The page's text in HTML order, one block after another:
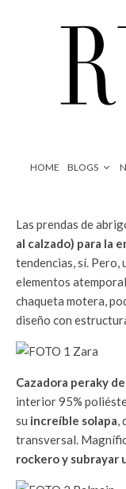
HOME BLOGS
Las prendas de
al calzado) para la
tendencias, sí. Pero,
elementos
chaqueta motera,
diseño con
Cazadora peraky
interior 95%
su increíble solapa,
transversal.
rockero y subrayar